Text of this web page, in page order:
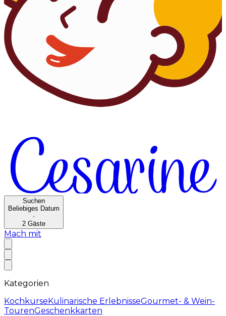
Suchen
Beliebiges Datum
·
2 Gäste
Mach mit
Kategorien
KochkurseKulinarische ErlebnisseGourmet- & Wein-
TourenGeschenkkarten